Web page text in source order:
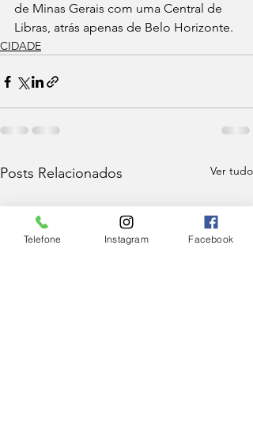
de Minas Gerais com uma Central de
Libras, atrás apenas de Belo Horizonte.
CIDADE
Posts Relacionados Ver tudo
Telefone Instagram Facebook